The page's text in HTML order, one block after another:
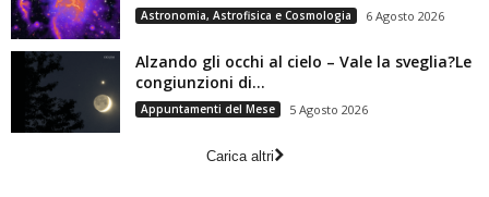
Astronomia, Astrofisica e Cosmologia 6 Agosto 2026
Alzando gli occhi al cielo – Vale la sveglia?Le
congiunzioni di...
Appuntamenti del Mese 5 Agosto 2026
Carica altri